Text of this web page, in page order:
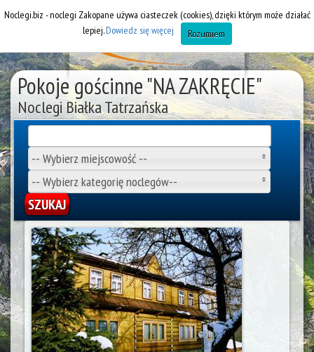
Pokoje gościnne "NA ZAKRĘCIE"
Noclegi Białka Tatrzańska
-- Wybierz miejscowość --
-- Wybierz kategorię noclegów--
Noclegi.biz - noclegi Zakopane używa ciasteczek (cookies), dzięki którym może działać
lepiej.Dowiedz się więcej Rozumiem